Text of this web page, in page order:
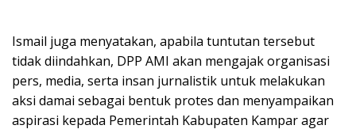
Ismail juga menyatakan, apabila tuntutan tersebut
tidak diindahkan, DPP AMI akan mengajak organisasi
pers, media, serta insan jurnalistik untuk melakukan
aksi damai sebagai bentuk protes dan menyampaikan
aspirasi kepada Pemerintah Kabupaten Kampar agar